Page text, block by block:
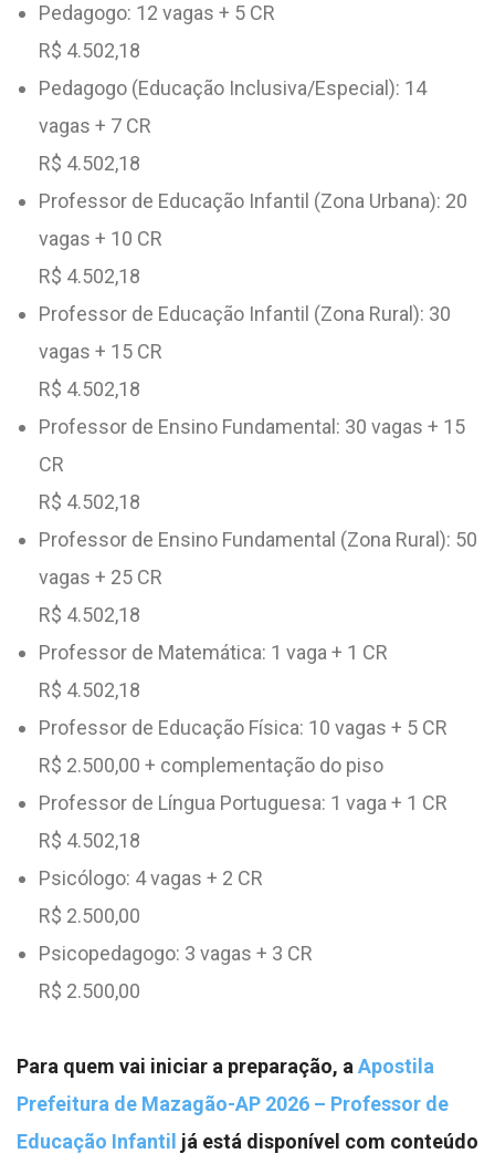
Pedagogo: 12 vagas + 5 CR
R$ 4.502,18
Pedagogo (Educação Inclusiva/Especial): 14
vagas + 7 CR
R$ 4.502,18
Professor de Educação Infantil (Zona Urbana): 20
vagas + 10 CR
R$ 4.502,18
Professor de Educação Infantil (Zona Rural): 30
vagas + 15 CR
R$ 4.502,18
Professor de Ensino Fundamental: 30 vagas + 15
CR
R$ 4.502,18
Professor de Ensino Fundamental (Zona Rural): 50
vagas + 25 CR
R$ 4.502,18
Professor de Matemática: 1 vaga + 1 CR
R$ 4.502,18
Professor de Educação Física: 10 vagas + 5 CR
R$ 2.500,00 + complementação do piso
Professor de Língua Portuguesa: 1 vaga + 1 CR
R$ 4.502,18
Psicólogo: 4 vagas + 2 CR
R$ 2.500,00
Psicopedagogo: 3 vagas + 3 CR
R$ 2.500,00
Para quem vai iniciar a preparação, a Apostila
Prefeitura de Mazagão-AP 2026 – Professor de
Educação Infantil já está disponível com conteúdo